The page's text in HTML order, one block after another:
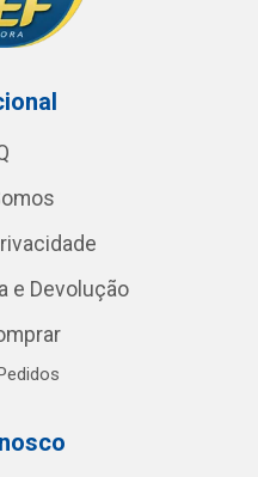
e Devolução